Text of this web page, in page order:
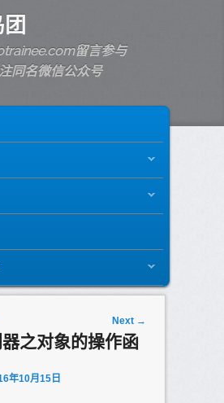
留言参与
同名微信公众号
CONTENT
CONTENT
Next →
之对象的操作函
年10月15日